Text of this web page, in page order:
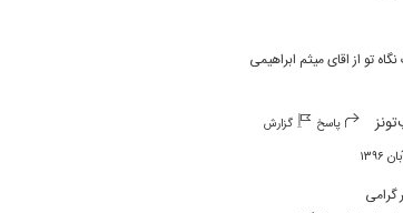
تو از اقای میثم ابراهیمی
پاسخ گزارش